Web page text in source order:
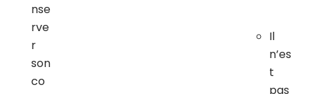
nse
rve
r
son
co
Il
n’es
t
pas